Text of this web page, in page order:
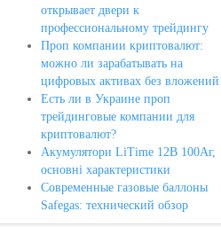
открывает двери к
профессиональному трейдингу
Проп компании криптовалют:
можно ли зарабатывать на
цифровых активах без вложений
Есть ли в Украине проп
трейдинговые компании для
криптовалют?
Акумулятори LiTime 12В 100Аг,
основні характеристики
Современные газовые баллоны
Safegas: технический обзор